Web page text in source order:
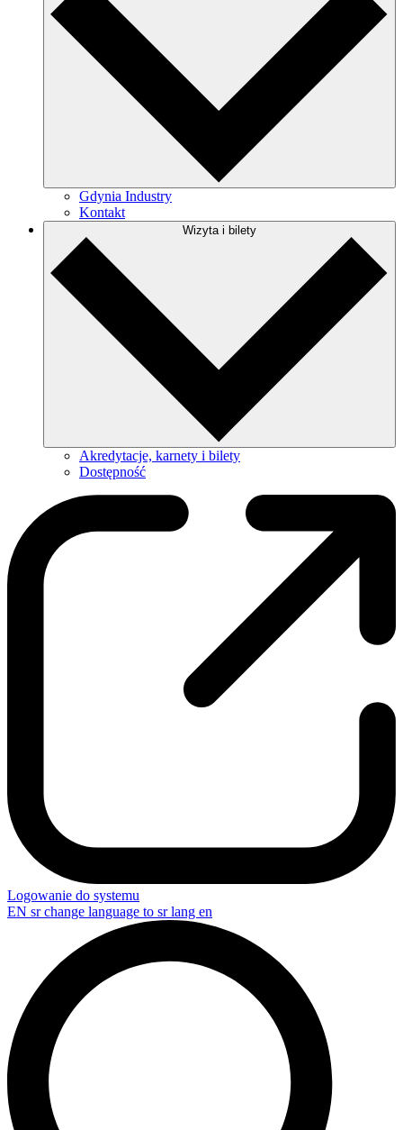
Gdynia Industry
Kontakt
Wizyta i bilety
Akredytacje, karnety i bilety
Dostępność
Logowanie do systemu
EN sr change language to sr lang en